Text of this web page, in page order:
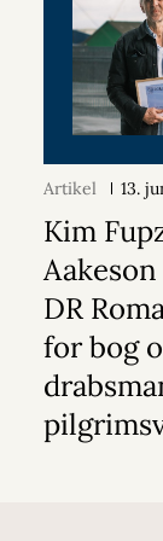
Artikel 13.
Kim
DR
for bog